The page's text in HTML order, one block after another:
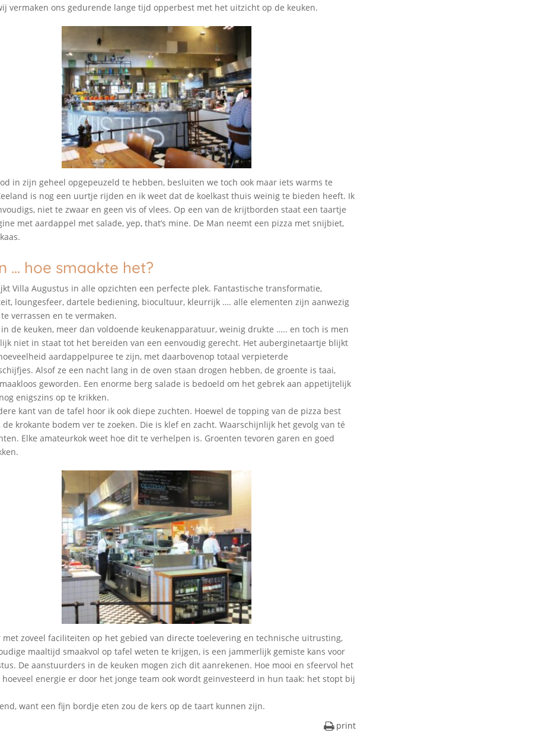
vermaken ons gedurende lange tijd opperbest met het uitzicht op de keuken.
in zijn geheel opgepeuzeld te hebben, besluiten we toch ook maar iets warms te
is nog een uurtje rijden en ik weet dat de koelkast thuis weinig te bieden heeft. Ik
niet te zwaar en geen vis of vlees. Op een van de krijtborden staat een taartje
met aardappel met salade, yep, that’s mine. De Man neemt een pizza met snijbiet,
… hoe smaakte het?
Villa Augustus in alle opzichten een perfecte plek. Fantastische transformatie,
loungesfeer, dartele bediening, biocultuur, kleurrijk …. alle elementen zijn aanwezig
verrassen en te vermaken.
in de keuken, meer dan voldoende keukenapparatuur, weinig drukte ….. en toch is men
niet in staat tot het bereiden van een eenvoudig gerecht. Het auberginetaartje blijkt
aardappelpuree te zijn, met daarbovenop totaal verpieterde
Alsof ze een nacht lang in de oven staan drogen hebben, de groente is taai,
geworden. Een enorme berg salade is bedoeld om het gebrek aan appetijtelijk
enigszins op te krikken.
kant van de tafel hoor ik ook diepe zuchten. Hoewel de topping van de pizza best
de krokante bodem ver te zoeken. Die is klef en zacht. Waarschijnlijk het gevolg van té
Elke amateurkok weet hoe dit te verhelpen is. Groenten tevoren garen en goed
met zoveel faciliteiten op het gebied van directe toelevering en technische uitrusting,
maaltijd smaakvol op tafel weten te krijgen, is een jammerlijk gemiste kans voor
De aanstuurders in de keuken mogen zich dit aanrekenen. Hoe mooi en sfeervol het
hoeveel energie er door het jonge team ook wordt geïnvesteerd in hun taak: het stopt bij
want een fijn bordje eten zou de kers op de taart kunnen zijn.
print